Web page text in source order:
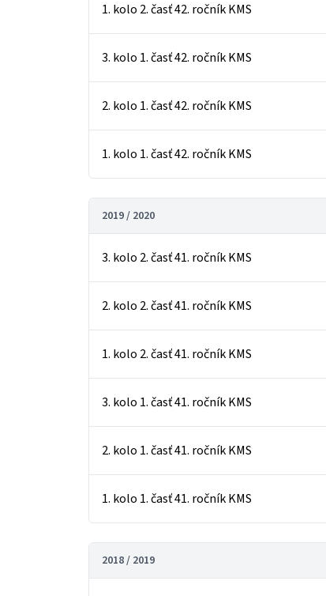
1. kolo 2. časť 42. ročník KMS
3. kolo 1. časť 42. ročník KMS
2. kolo 1. časť 42. ročník KMS
1. kolo 1. časť 42. ročník KMS
2019 / 2020
3. kolo 2. časť 41. ročník KMS
2. kolo 2. časť 41. ročník KMS
1. kolo 2. časť 41. ročník KMS
3. kolo 1. časť 41. ročník KMS
2. kolo 1. časť 41. ročník KMS
1. kolo 1. časť 41. ročník KMS
2018 / 2019